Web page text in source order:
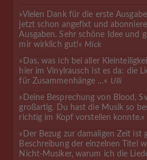
»Vielen Dank für die erste
jetzt schon angefixt und
Ausgaben. Sehr schöne Idee und
mir wirklich gut!« Mick
»Das, was ich bei aller
hier im Vinylrausch ist es da: die
für Zusammenhänge …« Ulli
»Deine Besprechung von Blood,
großartig. Du hast die Musik so
richtig im Kopf vorstellen konnte.«
»Der Bezug zur damaligen Zeit ist
Beschreibung der einzelnen Titel
Nicht-Musiker, warum ich die